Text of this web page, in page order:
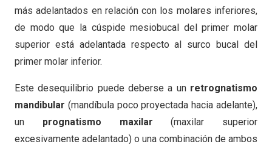
más adelantados en relación con los molares inferiores,
de modo que la cúspide mesiobucal del primer molar
superior está adelantada respecto al surco bucal del
primer molar inferior.
Este desequilibrio puede deberse a un retrognatismo
mandibular (mandíbula poco proyectada hacia adelante),
un prognatismo maxilar (maxilar superior
excesivamente adelantado) o una combinación de ambos